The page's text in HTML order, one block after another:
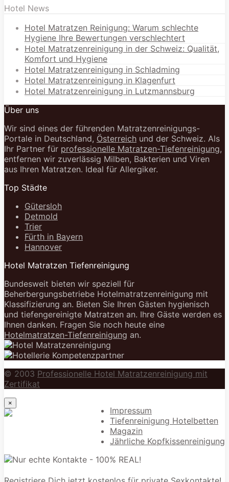
Hotel News
Hotel Matratzen Reinigung: Warum schlechte
Hygiene Ihre Bewertungen verschlechtert
Hotel Matratzenreinigung in der Schweiz: Qualität,
Komfort und Hygiene
Hotel Matratzenreinigung in Schladming
Hotel Matratzenreinigung in Klagenfurt
Hotel Matratzenreinigung in Lutzmannsburg
Über uns
Wir sind eines der führenden Matratzenreinigungs-
Portale in Deutschland, Österreich und der Schweiz. Als
Ihr Partner für professionelle Matratzen-Tiefenreinigung,
entfernen wir zuverlässig Milben, Bakterien und Viren
aus Ihren Matratzen. Ideal für Allergiker.
Top Städte
Gütersloh
Detmold
Trier
Fürth in Bayern
Hannover
Hotel Matratzen Tiefenreinigung
Bundesweit bieten wir speziell für
Beherbergungsbetriebe Hotelmatratzenreinigung mit
Klassifizierung an. Bieten Sie Ihren Gästen hygienisch
und tiefengereinigte Matratzen an. Ihre Gäste werden es
Ihnen danken. Fragen Sie noch heute eine
Hotelmatratzen-Tiefenreinigung an.
© 2003 Professionelle Hotel Matratzenreinigung mit
Zertifikat
Impressum
Tiefenreinigung Hotelbetten
Magazin
Jährliche Kopfkissenreinigung
×